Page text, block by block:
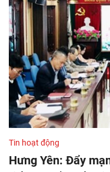
Tin hoạt động
Hưng Yên: Đẩy